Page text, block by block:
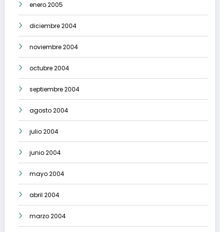
enero 2005
diciembre 2004
noviembre 2004
octubre 2004
septiembre 2004
agosto 2004
julio 2004
junio 2004
mayo 2004
abril 2004
marzo 2004